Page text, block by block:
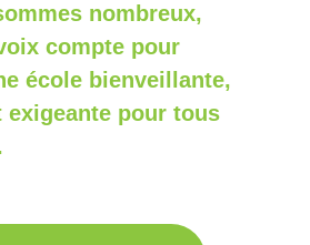
nombreux,
compte pour
école bienveillante,
exigeante pour tous